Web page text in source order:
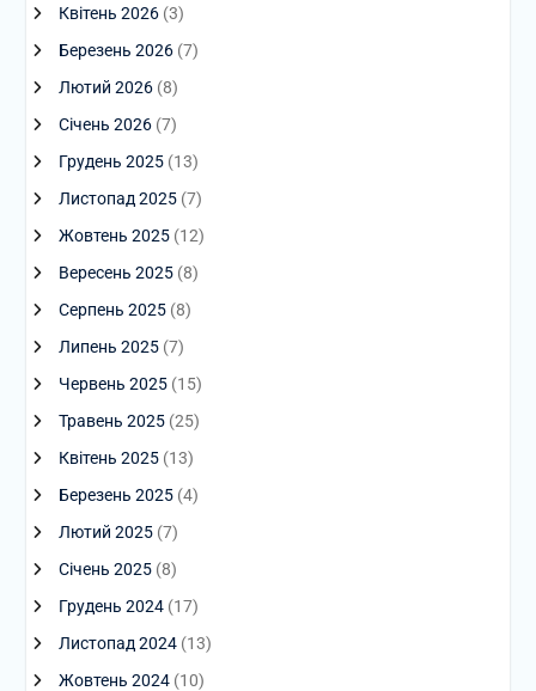
Квітень 2026(3)
Березень 2026(7)
Лютий 2026(8)
Січень 2026(7)
Грудень 2025(13)
Листопад 2025(7)
Жовтень 2025(12)
Вересень 2025(8)
Серпень 2025(8)
Липень 2025(7)
Червень 2025(15)
Травень 2025(25)
Квітень 2025(13)
Березень 2025(4)
Лютий 2025(7)
Січень 2025(8)
Грудень 2024(17)
Листопад 2024(13)
Жовтень 2024(10)